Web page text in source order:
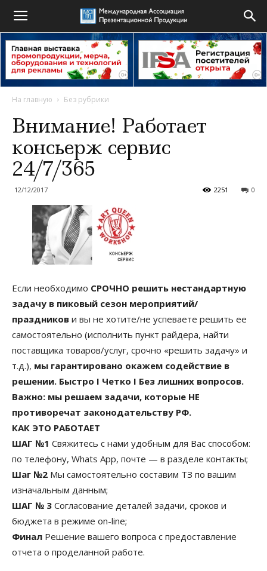
На главную Без рубрики
Внимание! Работает
консьерж сервис
24/7/365
12/12/2017 0
2251
Если необходимо СРОЧНО решить нестандартную
задачу в пиковый сезон мероприятий/
праздников и вы не хотите/не успеваете решить ее
самостоятельно (исполнить пункт райдера, найти
поставщика товаров/услуг, срочно «решить задачу» и
т.д.), мы гарантировано окажем содействие в
решении. Быстро I Четко I Без лишних вопросов.
Важно: мы решаем задачи, которые НЕ
противоречат законодательству РФ.
КАК ЭТО РАБОТАЕТ
ШАГ №1 Свяжитесь с нами удобным для Вас способом:
по телефону, Whats App, почте — в разделе контакты;
Шаг №2 Мы самостоятельно составим ТЗ по вашим
изначальным данным;
ШАГ № 3 Согласование деталей задачи, сроков и
бюджета в режиме on-line;
Финал Решение вашего вопроса с предоставление
отчета о проделанной работе.